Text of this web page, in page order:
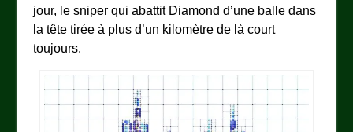
jour, le sniper qui abattit Diamond d’une balle dans
la tête tirée à plus d’un kilomètre de là court
toujours.